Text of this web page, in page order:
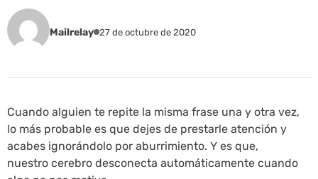
Mailrelay 27 de octubre de 2020
Cuando alguien te repite la misma frase una y otra vez,
lo más probable es que dejes de prestarle atención y
acabes ignorándolo por aburrimiento. Y es que,
nuestro cerebro desconecta automáticamente cuando